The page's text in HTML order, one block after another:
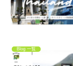
Blog 一覧